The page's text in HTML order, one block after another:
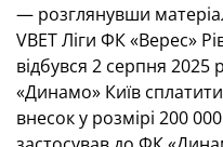
— розглянувши
VBET Ліги ФК «Верес»
відбувся 2 серпня 2025
«Динамо» Київ
внесок у розмірі 200